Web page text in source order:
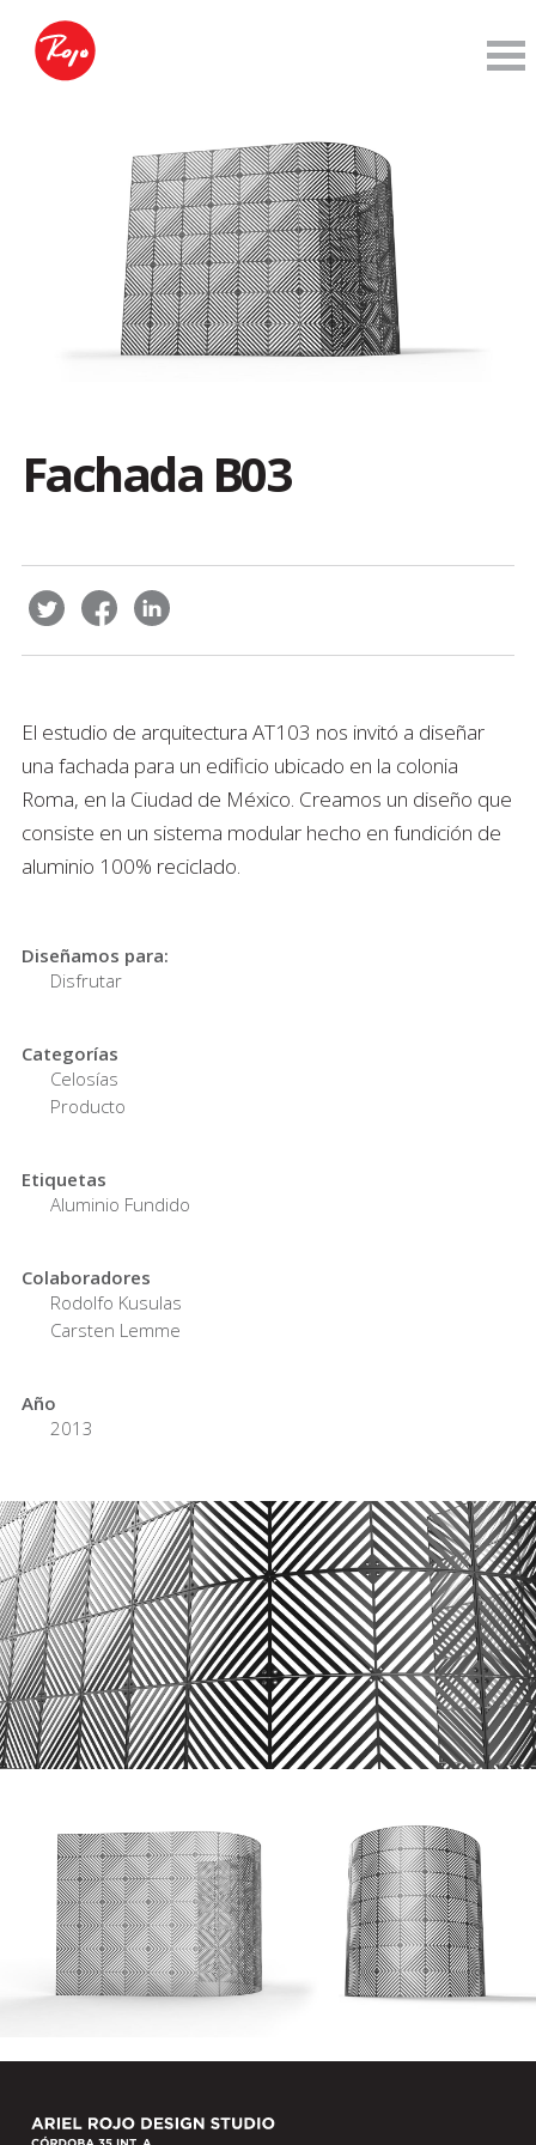
Fachada B03
El estudio de arquitectura AT103 nos invitó a diseñar
una fachada para un edificio ubicado en la colonia
Roma, en la Ciudad de México. Creamos un diseño que
consiste en un sistema modular hecho en fundición de
aluminio 100% reciclado.
Diseñamos para:
Disfrutar
Categorías
Celosías
Producto
Etiquetas
Aluminio Fundido
Colaboradores
Rodolfo Kusulas
Carsten Lemme
Año
2013